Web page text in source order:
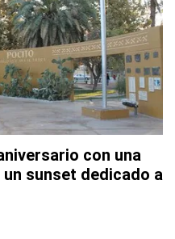
con una
sunset dedicado a